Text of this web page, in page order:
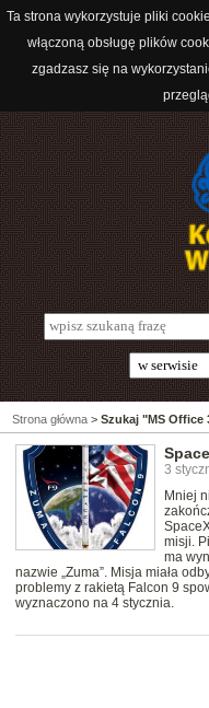
Ta strona wykorzystuje pliki
włączoną obsługę plików
zgadzasz się na
Strona główna > Szukaj "MS Office
3
Mniej
misji.
ma
nazwie „Zuma”. Misja miała
problemy z rakietą Falcon 9
wyznaczono na 4 stycznia.